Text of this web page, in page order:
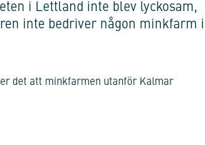
i Lettland inte blev lyckosam,
inte bedriver någon minkfarm i
det att minkfarmen utanför Kalmar